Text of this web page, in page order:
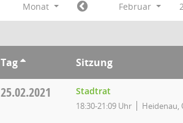
Monat Februar
Tag Sitzung
25.02.2021 Stadtrat
18:30-21:09 Uhr Heidenau,